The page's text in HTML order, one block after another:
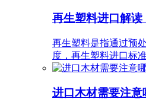
再生塑料进口解
再生塑料是指通过预
度，再生塑料进口标
进口木材需要注意